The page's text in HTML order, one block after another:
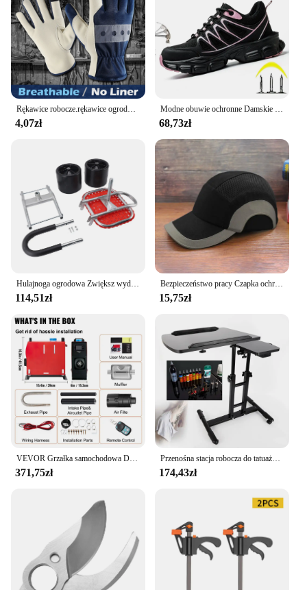
Rękawice robocze.rękawice ogrodowe.Wszechstronne rękawice ochronne. syntetyczna dłoń z wzmocnioną wyściółką w kroku na kciuku, zapewniającą ochronę
4,07zł
Modne obuwie ochronne Damskie trampki robocze Buty strukturalne Odporne na pneumatyczne buty ochronne Buty robocze Buty ze stalowymi noskami
68,73zł
Hulajnoga ogrodowa Zwiększ wydajność Żelazo Wygodny ogrodowy fotel roboczy na kółkach Oszczędność pracy Regulacja w terenie
114,51zł
Bezpieczeństwo pracy Czapka ochronna Antykolizyjna twarda skorupa wewnętrzna ABS Kask ochronny do pracy w domu Fabryka Noszenie ochrony głowy
15,75zł
371,75zł
Przenośna stacja robocza do tatuażu z regulowanym stołem, konstrukcją podwójną powierzchnią, płytą żelazną i dużą gęstością, odporną na uderzenia
174,43zł